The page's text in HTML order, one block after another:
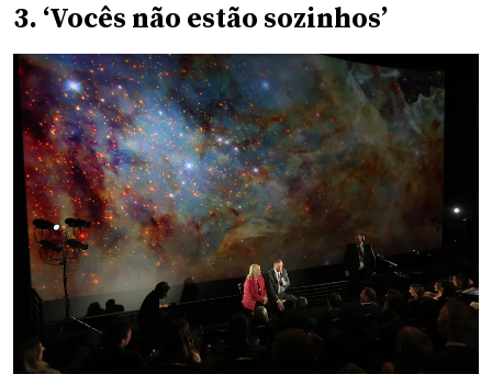
3. ‘Vocês não estão sozinhos’